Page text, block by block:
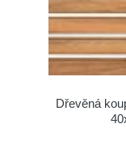
Dřevěná